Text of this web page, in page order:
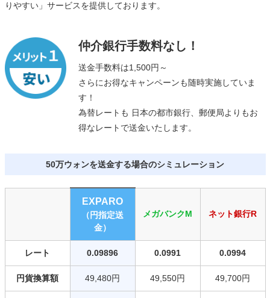
りやすい」サービスを提供しております。
仲介銀行手数料なし！
送金手数料は1,500円～
さらにお得なキャンペーンも随時実施していま
す！
為替レートも 日本の都市銀行、郵便局よりもお
得なレートで送金いたします。
50万ウォンを送金する場合のシミュレーション
EXPARO
（円指定送
金）
メガバンクM ネット銀行R
レート 0.09896 0.0991 0.0994
円貨換算額 49,480円 49,550円 49,700円